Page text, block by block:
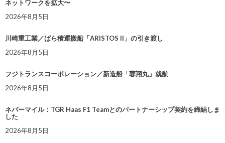
ネットワークを拡大〜
2026年8月5日
川崎重工業／ばら積運搬船「ARISTOS II」の引き渡し
2026年8月5日
フジトランスコーポレーション／新造船「蓉翔丸」就航
2026年8月5日
ネバーマイル：TGR Haas F1 Teamとのパートナーシップ契約を締結しま
した
2026年8月5日